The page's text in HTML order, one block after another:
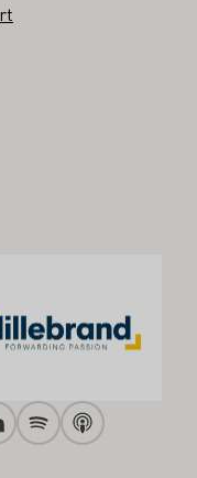
SpotifyApple